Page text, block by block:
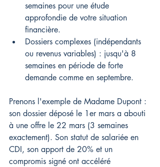
semaines pour une étude
approfondie de votre situation
financière.
Dossiers complexes (indépendants
ou revenus variables) : jusqu'à 8
semaines en période de forte
demande comme en septembre.
Prenons l'exemple de Madame Dupont :
son dossier déposé le 1er mars a abouti
à une offre le 22 mars (3 semaines
exactement). Son statut de salariée en
CDI, son apport de 20% et un
compromis signé ont accéléré